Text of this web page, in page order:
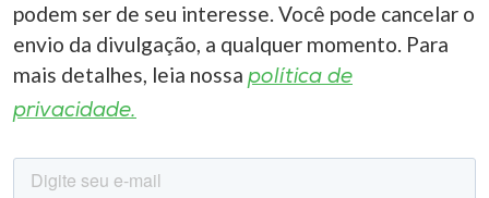
podem ser de seu interesse. Você pode cancelar o
envio da divulgação, a qualquer momento. Para
mais detalhes, leia nossa política de
privacidade.